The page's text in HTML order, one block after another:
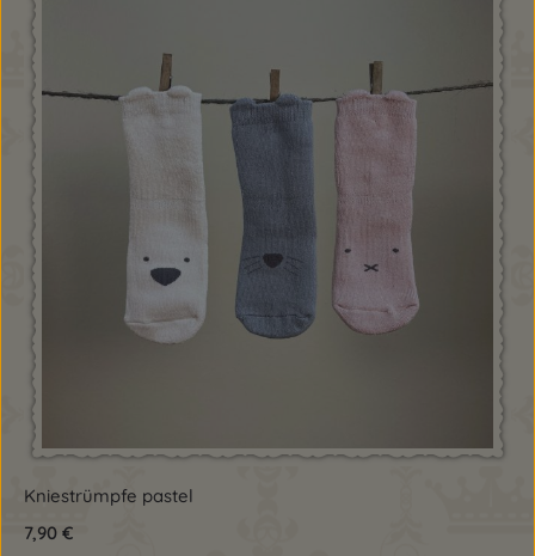
Kniestrümpfe pastel
Regulärer Preis:
7,90 €